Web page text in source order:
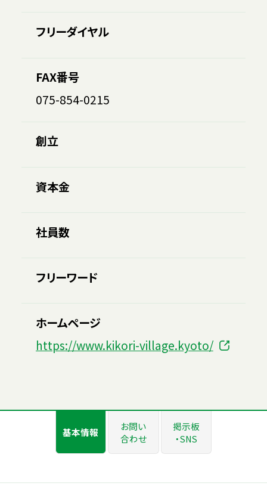
フリーダイヤル
FAX番号
075-854-0215
創立
資本金
社員数
フリーワード
ホームページ
https://www.kikori-village.kyoto/
基本情報
お問い
合わせ
掲示板
・SNS